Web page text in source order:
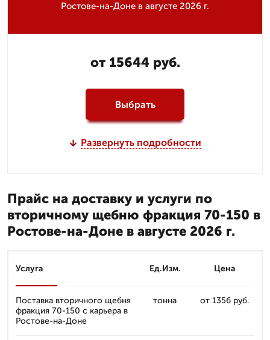
Ростове-на-Доне в августе 2026 г.
от 15644 руб.
Выбрать
Развернуть подробности
Прайс на доставку и услуги по
вторичному щебню фракция 70-150 в
Ростове-на-Доне в августе 2026 г.
Услуга Ед.Изм. Цена
Поставка вторичного щебня
фракция 70-150 с карьера в
Ростове-на-Доне
тонна от 1356 руб.